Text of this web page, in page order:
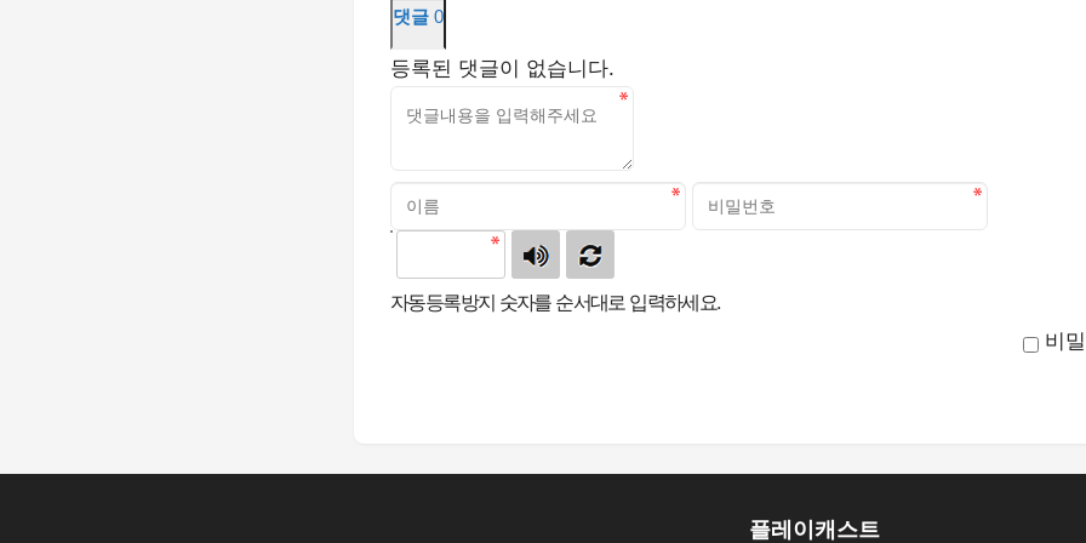
댓글 0
등록된 댓글이 없습니다.
자동등록방지 숫자를 순서대로 입력하세요.
비
플레이캐스트